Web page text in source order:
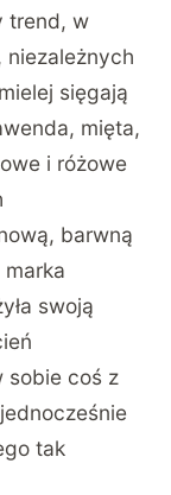
trend, w
sięgają
mięta,
i różowe
barwną
swoją
sobie coś z
tak